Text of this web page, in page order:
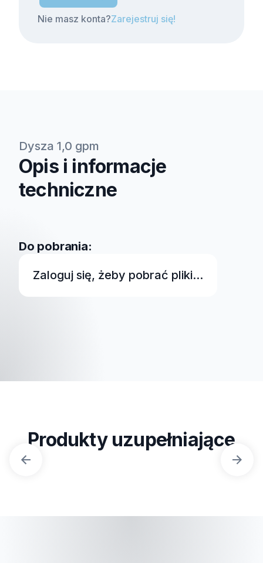
Nie masz konta?Zarejestruj się!
Dysza 1,0 gpm
Opis i informacje
techniczne
Do pobrania:
Zaloguj się, żeby pobrać pliki...
Produkty uzupełniające